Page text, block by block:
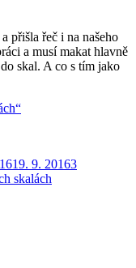
přišla řeč i na našeho
a musí makat hlavně
skal. A co s tím jako
19. 9. 20163
skalách